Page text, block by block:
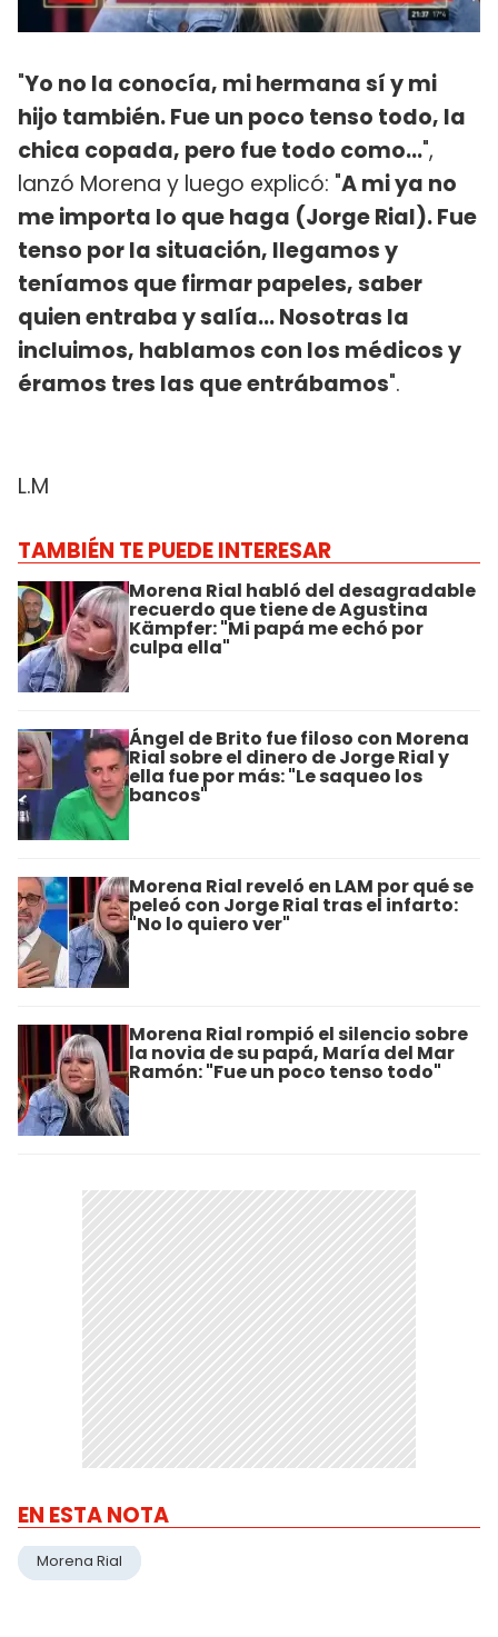
"Yo no la conocía, mi hermana sí y mi
hijo también. Fue un poco tenso todo, la
chica copada, pero fue todo como...",
lanzó Morena y luego explicó: "A mi ya no
me importa lo que haga (Jorge Rial). Fue
tenso por la situación, llegamos y
teníamos que firmar papeles, saber
quien entraba y salía... Nosotras la
incluimos, hablamos con los médicos y
éramos tres las que entrábamos".
L.M
TAMBIÉN TE PUEDE INTERESAR
Morena Rial habló del desagradable
recuerdo que tiene de Agustina
Kämpfer: "Mi papá me echó por
culpa ella"
Ángel de Brito fue filoso con Morena
Rial sobre el dinero de Jorge Rial y
ella fue por más: "Le saqueo los
bancos"
Morena Rial reveló en LAM por qué se
peleó con Jorge Rial tras el infarto:
"No lo quiero ver"
Morena Rial rompió el silencio sobre
la novia de su papá, María del Mar
Ramón: "Fue un poco tenso todo"
EN ESTA NOTA
Morena Rial